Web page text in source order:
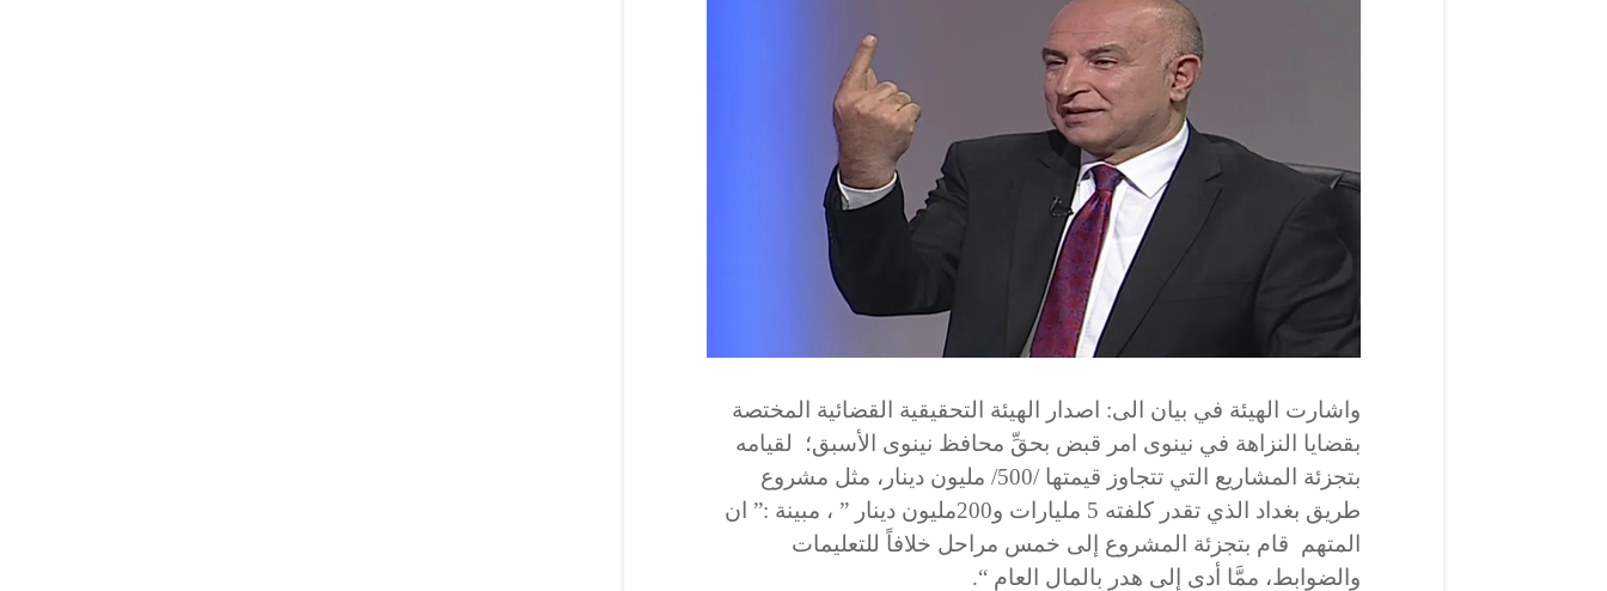
واشارت الهيئة في بيان الى: اصدار الهيئة التحقيقية القضائية المختصة
بقضايا النزاهة في نينوى امر قبض بحقِّ محافظ نينوى الأسبق؛ لقيامه
بتجزئة المشاريع التي تتجاوز قيمتها /500/ مليون دينار، مثل مشروع
طريق بغداد الذي تقدر كلفته 5 مليارات و200مليون دينار ” ، مبينة :” ان
المتهم قام بتجزئة المشروع إلى خمس مراحل خلافاً للتعليمات
والضوابط، ممَّا أدى إلى هدر بالمال العام “.